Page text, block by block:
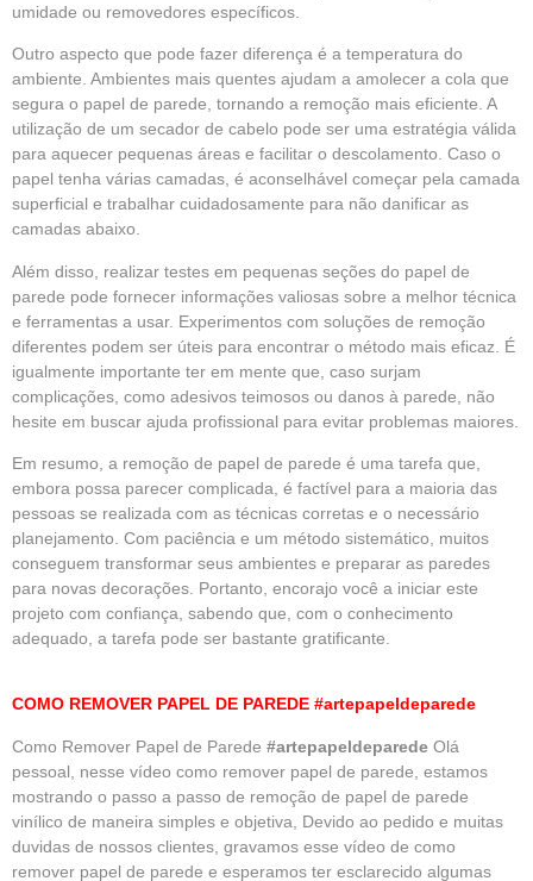
umidade ou removedores específicos.
Outro aspecto que pode fazer diferença é a temperatura do
ambiente. Ambientes mais quentes ajudam a amolecer a cola que
segura o papel de parede, tornando a remoção mais eficiente. A
utilização de um secador de cabelo pode ser uma estratégia válida
para aquecer pequenas áreas e facilitar o descolamento. Caso o
papel tenha várias camadas, é aconselhável começar pela camada
superficial e trabalhar cuidadosamente para não danificar as
camadas abaixo.
Além disso, realizar testes em pequenas seções do papel de
parede pode fornecer informações valiosas sobre a melhor técnica
e ferramentas a usar. Experimentos com soluções de remoção
diferentes podem ser úteis para encontrar o método mais eficaz. É
igualmente importante ter em mente que, caso surjam
complicações, como adesivos teimosos ou danos à parede, não
hesite em buscar ajuda profissional para evitar problemas maiores.
Em resumo, a remoção de papel de parede é uma tarefa que,
embora possa parecer complicada, é factível para a maioria das
pessoas se realizada com as técnicas corretas e o necessário
planejamento. Com paciência e um método sistemático, muitos
conseguem transformar seus ambientes e preparar as paredes
para novas decorações. Portanto, encorajo você a iniciar este
projeto com confiança, sabendo que, com o conhecimento
adequado, a tarefa pode ser bastante gratificante.
COMO REMOVER PAPEL DE PAREDE #artepapeldeparede
Como Remover Papel de Parede #artepapeldeparede Olá
pessoal, nesse vídeo como remover papel de parede, estamos
mostrando o passo a passo de remoção de papel de parede
vinílico de maneira simples e objetiva, Devido ao pedido e muitas
duvidas de nossos clientes, gravamos esse vídeo de como
remover papel de parede e esperamos ter esclarecido algumas